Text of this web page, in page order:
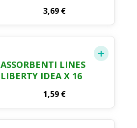
3,69 €
ASSORBENTI LINES
LIBERTY IDEA X 16
1,59 €